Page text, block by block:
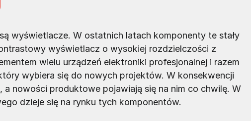
wyświetlacze. W ostatnich latach komponenty te stały
wyświetlacz o wysokiej rozdzielczości z
wielu urządzeń elektroniki profesjonalnej i razem
wybiera się do nowych projektów. W konsekwencji
nowości produktowe pojawiają się na nim co chwilę. W
dzieje się na rynku tych komponentów.